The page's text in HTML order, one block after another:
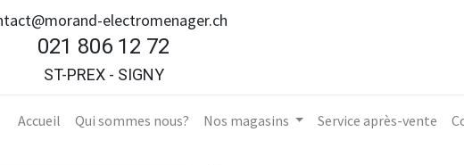
electromenager.ch
021 806 12 72
ST-PREX - SIGNY
Accueil​ Qui sommes nous? Nos magasins Service après-vente